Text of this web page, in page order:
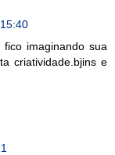
imaginando sua
criatividade.bjins e